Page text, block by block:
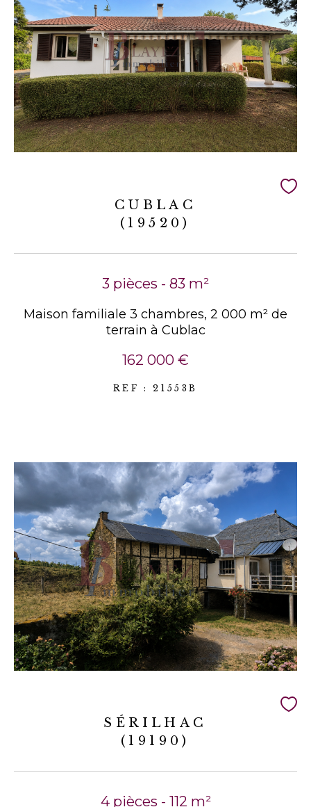
CUBLAC
(19520)
3 pièces - 83 m²
Maison familiale 3 chambres, 2 000 m² de
terrain à Cublac
162 000 €
REF : 21553B
SÉRILHAC
(19190)
4 pièces - 112 m²